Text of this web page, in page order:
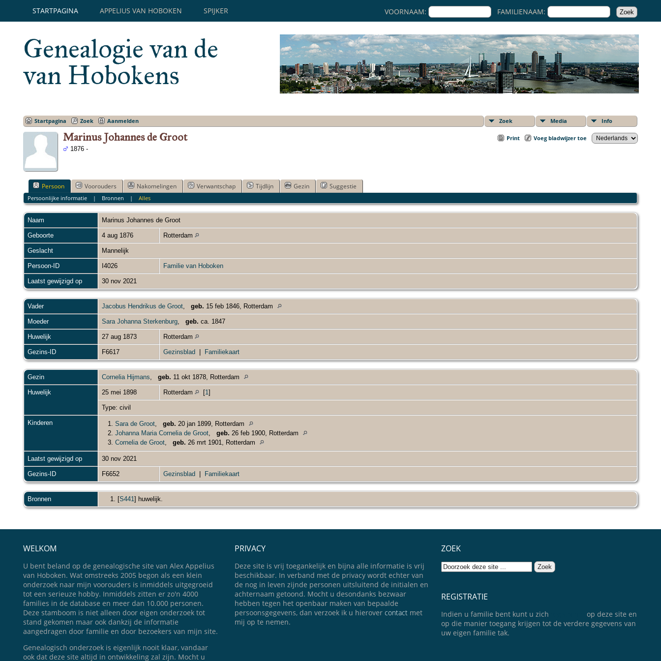
STARTPAGINA APPELIUS VAN HOBOKEN SPIJKER VOORNAAM: FAMILIENAAM:
Genealogie van de
van Hobokens
Zoek Media Info
Startpagina Zoek Aanmelden
Print Voeg bladwijzer toe
Marinus Johannes de Groot
1876 -
Persoon Voorouders Nakomelingen Verwantschap Tijdlijn Gezin Suggestie
Persoonlijke informatie| Bronnen | Alles
Naam Marinus Johannes de Groot
Geboorte 4 aug 1876 Rotterdam
Geslacht Mannelijk
Persoon-ID I4026 Familie van Hoboken
Laatst gewijzigd op 30 nov 2021
Vader Jacobus Hendrikus de Groot, geb. 15 feb 1846, Rotterdam
Moeder Sara Johanna Sterkenburg, geb. ca. 1847
Huwelijk 27 aug 1873 Rotterdam
Gezins-ID F6617 Gezinsblad Familiekaart
Gezin Cornelia Hijmans, geb. 11 okt 1878, Rotterdam
Huwelijk 25 mei 1898 Rotterdam [1]
Type: civil
Kinderen 1. Sara de Groot, geb. 20 jan 1899, Rotterdam
2. Johanna Maria Cornelia de Groot, geb. 26 feb 1900, Rotterdam
3. Cornelia de Groot, geb. 26 mrt 1901, Rotterdam
Laatst gewijzigd op 30 nov 2021
Gezins-ID F6652 Gezinsblad Familiekaart
Bronnen [S441] huwelijk.
WELKOM
U bent beland op de genealogische site van Alex Appelius
van Hoboken. Wat omstreeks 2005 begon als een klein
onderzoek naar mijn voorouders is inmiddels uitgegroeid
tot een serieuze hobby. Inmiddels zitten er zo'n 4000
families in de database en meer dan 10.000 personen.
Deze stamboom is niet alleen door eigen onderzoek tot
stand gekomen maar ook dankzij de informatie
aangedragen door familie en door bezoekers van mijn site.
Genealogisch onderzoek is eigenlijk nooit klaar, vandaar
ook dat deze site altijd in ontwikkeling zal zijn. Mocht u
PRIVACY
Deze site is vrij toegankelijk en bijna alle informatie is vrij
beschikbaar. In verband met de privacy wordt echter van
de nog in leven zijnde personen uitsluitend de initialen en
achternaam getoond. Mocht u desondanks bezwaar
hebben tegen het openbaar maken van bepaalde
persoonsgegevens, dan verzoek ik u hierover contact met
mij op te nemen.
ZOEK
REGISTRATIE
Indien u familie bent kunt u zich
op deze site en
op die manier toegang krijgen tot de verdere gegevens van
uw eigen familie tak.